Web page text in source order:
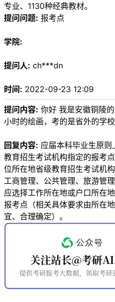
专业、1130种经典教材。
提问问题: 报考点
学院:
提问人: ch***dn
时间: 2022-09-23 12:09
提问内容: 你好 我是安徽铜陵
小时的绘画，考的是省外的学
回复内容: 应届本科毕业生原
教育招生考试机构指定的报考
位所在地省级教育招生考试机
工商管理、公共管理、旅游管
应选择工作所在地或户口所在
报考点（相关具体要求由所在
宜、合理确定）。